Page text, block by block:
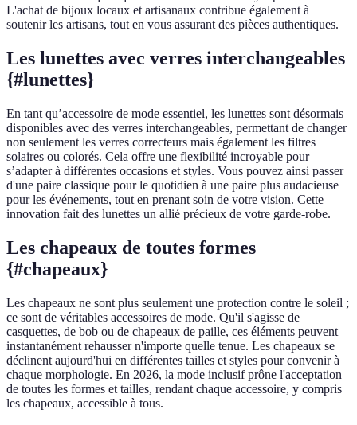
L'achat de bijoux locaux et artisanaux contribue également à
soutenir les artisans, tout en vous assurant des pièces authentiques.
Les lunettes avec verres interchangeables
{#lunettes}
En tant qu’accessoire de mode essentiel, les lunettes sont désormais
disponibles avec des verres interchangeables, permettant de changer
non seulement les verres correcteurs mais également les filtres
solaires ou colorés. Cela offre une flexibilité incroyable pour
s’adapter à différentes occasions et styles. Vous pouvez ainsi passer
d'une paire classique pour le quotidien à une paire plus audacieuse
pour les événements, tout en prenant soin de votre vision. Cette
innovation fait des lunettes un allié précieux de votre garde-robe.
Les chapeaux de toutes formes
{#chapeaux}
Les chapeaux ne sont plus seulement une protection contre le soleil ;
ce sont de véritables accessoires de mode. Qu'il s'agisse de
casquettes, de bob ou de chapeaux de paille, ces éléments peuvent
instantanément rehausser n'importe quelle tenue. Les chapeaux se
déclinent aujourd'hui en différentes tailles et styles pour convenir à
chaque morphologie. En 2026, la mode inclusif prône l'acceptation
de toutes les formes et tailles, rendant chaque accessoire, y compris
les chapeaux, accessible à tous.